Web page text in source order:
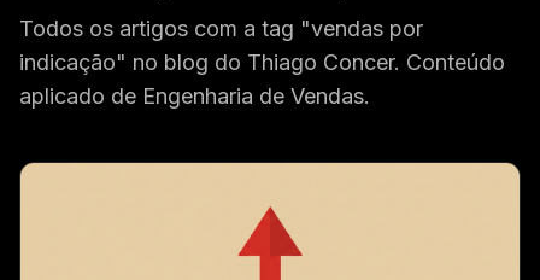
Todos os artigos com a tag "vendas por
indicação" no blog do Thiago Concer. Conteúdo
aplicado de Engenharia de Vendas.